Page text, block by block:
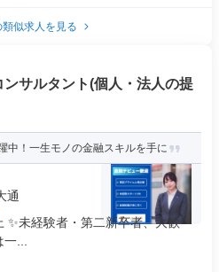
似求人を見る
サルタント(個人・法人の提
中！一生モノの金融スキルを手に
通
✨未経験者・第二新卒者、大歓
...